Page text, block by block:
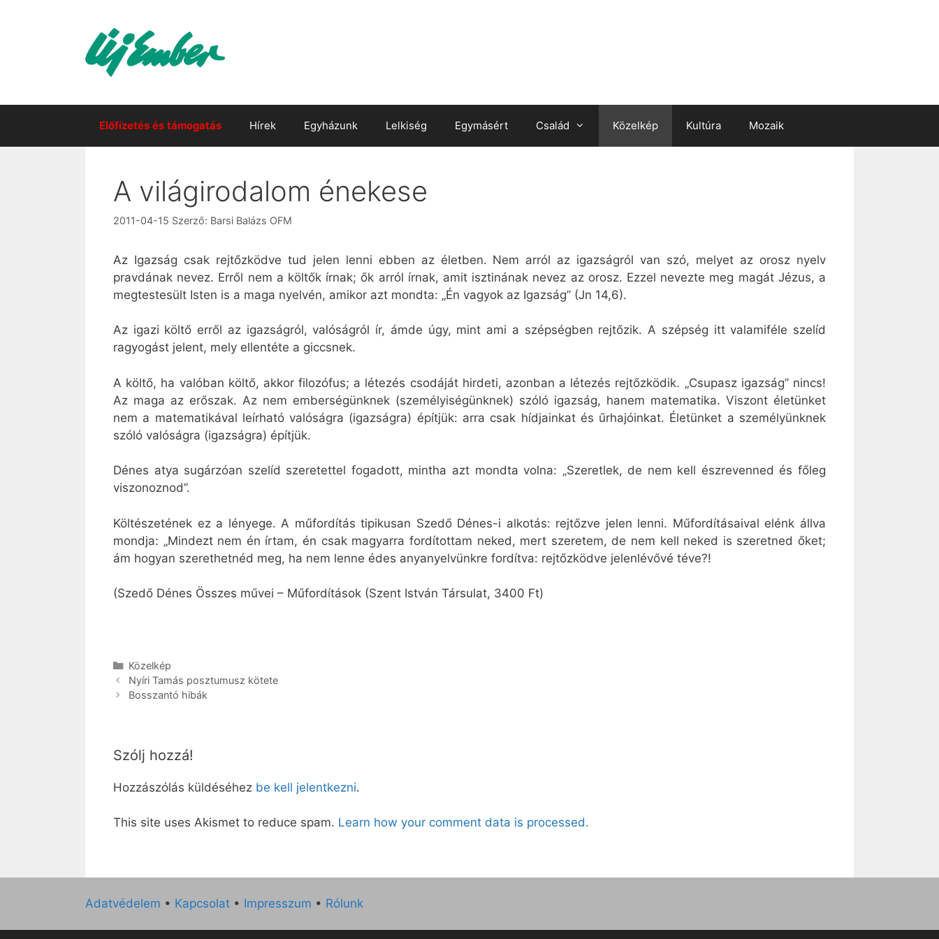
Előfizetés és támogatás Hírek Egyházunk Lelkiség Egymásért Család Közelkép Kultúra Mozaik
A világirodalom énekese
2011-04-15 Szerző: Barsi Balázs OFM
Az Igazság csak rejtőzködve tud jelen lenni ebben az életben. Nem arról az igazságról van szó, melyet az orosz nyelv
pravdának nevez. Erről nem a költők írnak; ők arról írnak, amit isztinának nevez az orosz. Ezzel nevezte meg magát Jézus, a
megtestesült Isten is a maga nyelvén, amikor azt mondta: „Én vagyok az Igazság” (Jn 14,6).
Az igazi költő erről az igazságról, valóságról ír, ámde úgy, mint ami a szépségben rejtőzik. A szépség itt valamiféle szelíd
ragyogást jelent, mely ellentéte a giccsnek.
A költő, ha valóban költő, akkor filozófus; a létezés csodáját hirdeti, azonban a létezés rejtőzködik. „Csupasz igazság” nincs!
Az maga az erőszak. Az nem emberségünknek (személyiségünknek) szóló igazság, hanem matematika. Viszont életünket
nem a matematikával leírható valóságra (igazságra) építjük: arra csak hídjainkat és űrhajóinkat. Életünket a személyünknek
szóló valóságra (igazságra) építjük.
Dénes atya sugárzóan szelíd szeretettel fogadott, mintha azt mondta volna: „Szeretlek, de nem kell észrevenned és főleg
viszonoznod”.
Költészetének ez a lényege. A műfordítás tipikusan Szedő Dénes-i alkotás: rejtőzve jelen lenni. Műfordításaival elénk állva
mondja: „Mindezt nem én írtam, én csak magyarra fordítottam neked, mert szeretem, de nem kell neked is szeretned őket;
ám hogyan szerethetnéd meg, ha nem lenne édes anyanyelvünkre fordítva: rejtőzködve jelenlévővé téve?!
(Szedő Dénes Összes művei – Műfordítások (Szent István Társulat, 3400 Ft)
Kategória
Közelkép
Nyíri Tamás posztumusz kötete
Bosszantó hibák
Szólj hozzá!
Hozzászólás küldéséhez be kell jelentkezni.
This site uses Akismet to reduce spam. Learn how your comment data is processed.
Adatvédelem • Kapcsolat • Impresszum • Rólunk